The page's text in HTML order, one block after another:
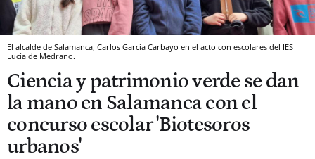
El alcalde de Salamanca, Carlos García Carbayo en el acto con escolares del IES
Lucía de Medrano.
Ciencia y patrimonio verde se dan
la mano en Salamanca con el
concurso escolar 'Biotesoros
urbanos'